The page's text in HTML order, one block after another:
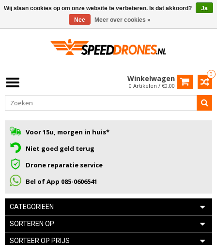
0
Winkelwagen
0 Artikelen / €0,00
Voor 15u, morgen in huis*
Niet goed geld terug
Drone reparatie service
Bel of App 085-0606541
CATEGORIEËN
SORTEREN OP
SORTEER OP PRIJS
Wij slaan cookies op om onze website te verbeteren. Is dat akkoord?
Ja
Nee
Meer over cookies »